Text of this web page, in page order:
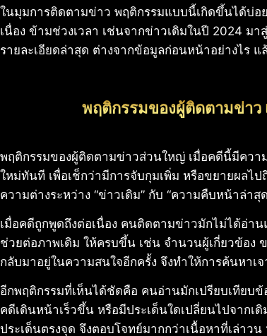
ในมุมการติดตามข่าว พฤติกรรมแบบนี้เกิดขึ้นได้บ่อ
เนื่อง ข้ามช่วงเวลา เช่นจากข่าวเดิมในปี 2024 ม
รายละเอียดล่าสุด ต่างจากข้อมูลก่อนหน้าอย่างไร
พฤติกรรมของผู้ติดตามข่า
พฤติกรรมของผู้ติดตามข่าวส่วนใหญ่ เมื่อคดีนี้มีคว
ใหม่ทันที เพื่อเช็กว่ามีการจับกุมเพิ่ม หรือขยายผลไ
ความต่างระหว่าง “ข่าวเดิม” กับ “ความคืบหน้าล่าสุ
เมื่อคดีถูกพูดถึงต่อเนื่อง คนติดตามข่าวมักไม่ได้อ่า
ช่วยต่อภาพเดิม ให้ครบขึ้น เช่น จำนวนผู้เกี่ยวข้อง
กลับมาอยู่ในความสนใจอีกครั้ง จึงทำให้การค้นหาเ
อีกพฤติกรรมที่เห็นได้ชัดคือ คนอ่านมักเปรียบเทียบ
คดีเดินหน้าเร็วขึ้น หรือมีประเด็นใดเปลี่ยนไปจากเดิ
ประเด็นตรงจุด จึงตอบโจทย์มากกว่าเนื้อหาที่เล่าวน